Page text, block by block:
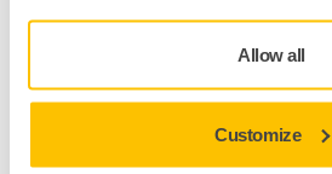
Allow all
Customize
optimalizované konstrukci mřížky a
nabízí Abranet Ace vynikající úběr a
s pevným povrchem, stejně jako u
průmyslových válečků. Abranet Ace
osvědčuje při broušení primerů.